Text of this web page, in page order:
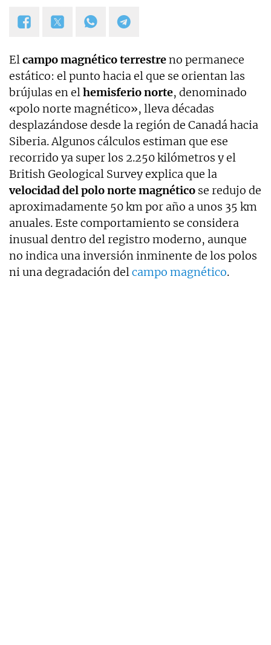
Elcampo magnético terrestreno permanece
estático: el punto hacia el que se orientan las
brújulas en elhemisferio norte, denominado
«polo norte magnético», lleva décadas
desplazándose desde la región de Canadá hacia
Siberia. Algunos cálculos estiman que ese
recorrido ya super los 2.250 kilómetros y el
British Geological Survey explica que la
velocidad del polo norte magnético se redujo de
aproximadamente 50 km por año a unos 35 km
anuales. Este comportamiento se considera
inusual dentro del registro moderno, aunque
no indica una inversión inminente de los polos
ni una degradación delcampo magnético.